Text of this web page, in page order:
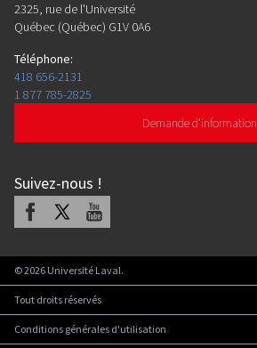
2325, rue de l'Université
Québec (Québec) G1V 0A6
Téléphone:
418 656-2131
1 877 785-2825
Demande d'information
Suivez-nous !
Facebook Youtube
©2026 Université Laval.
Tout droits réservés
Conditions générales d'utilisation